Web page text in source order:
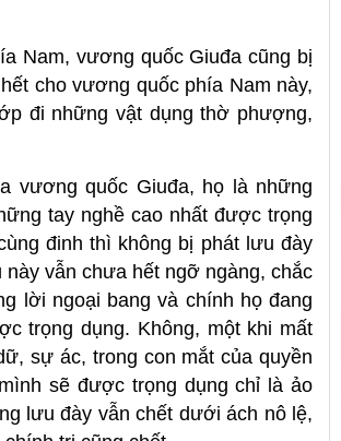
Nam, vương quốc Giuđa cũng bị
cho vương quốc phía Nam này,
đi những vật dụng thờ phượng,
vương quốc Giuđa, họ là những
tay nghề cao nhất được trọng
đinh thì không bị phát lưu đày
vẫn chưa hết ngỡ ngàng, chắc
lời ngoại bang và chính họ đang
trọng dụng. Không, một khi mất
sự ác, trong con mắt của quyền
sẽ được trọng dụng chỉ là ảo
lưu đày vẫn chết dưới ách nô lệ,